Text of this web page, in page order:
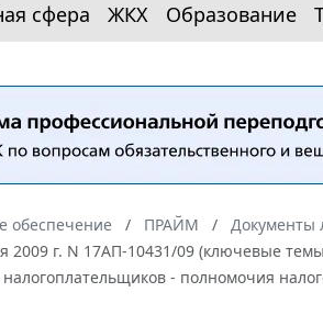
сфера ЖКХ Образование
обеспечение ПРАЙМ
2009 г. N 17АП-10431/09 (ключевые
- полномочия